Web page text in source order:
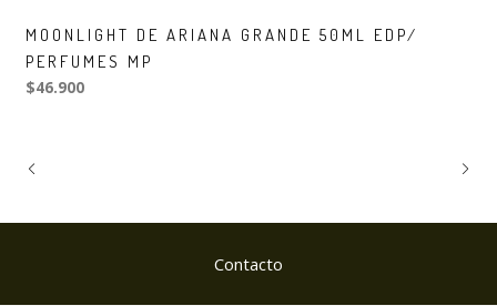
MOONLIGHT DE ARIANA GRANDE 50ML EDP/
PERFUMES MP
$46.900
Contacto